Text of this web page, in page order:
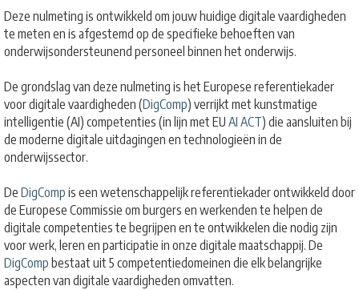
Deze nulmeting is ontwikkeld om jouw huidige digitale vaardigheden
te meten en is afgestemd op de specifieke behoeften van
onderwijsondersteunend personeel binnen het onderwijs.
De grondslag van deze nulmeting is het Europese referentiekader
voor digitale vaardigheden (DigComp) verrijkt met kunstmatige
intelligentie (AI) competenties (in lijn met EU AI ACT) die aansluiten bij
de moderne digitale uitdagingen en technologieën in de
onderwijssector.
De DigComp is een wetenschappelijk referentiekader ontwikkeld door
de Europese Commissie om burgers en werkenden te helpen de
digitale competenties te begrijpen en te ontwikkelen die nodig zijn
voor werk, leren en participatie in onze digitale maatschappij. De
DigComp bestaat uit 5 competentiedomeinen die elk belangrijke
aspecten van digitale vaardigheden omvatten.